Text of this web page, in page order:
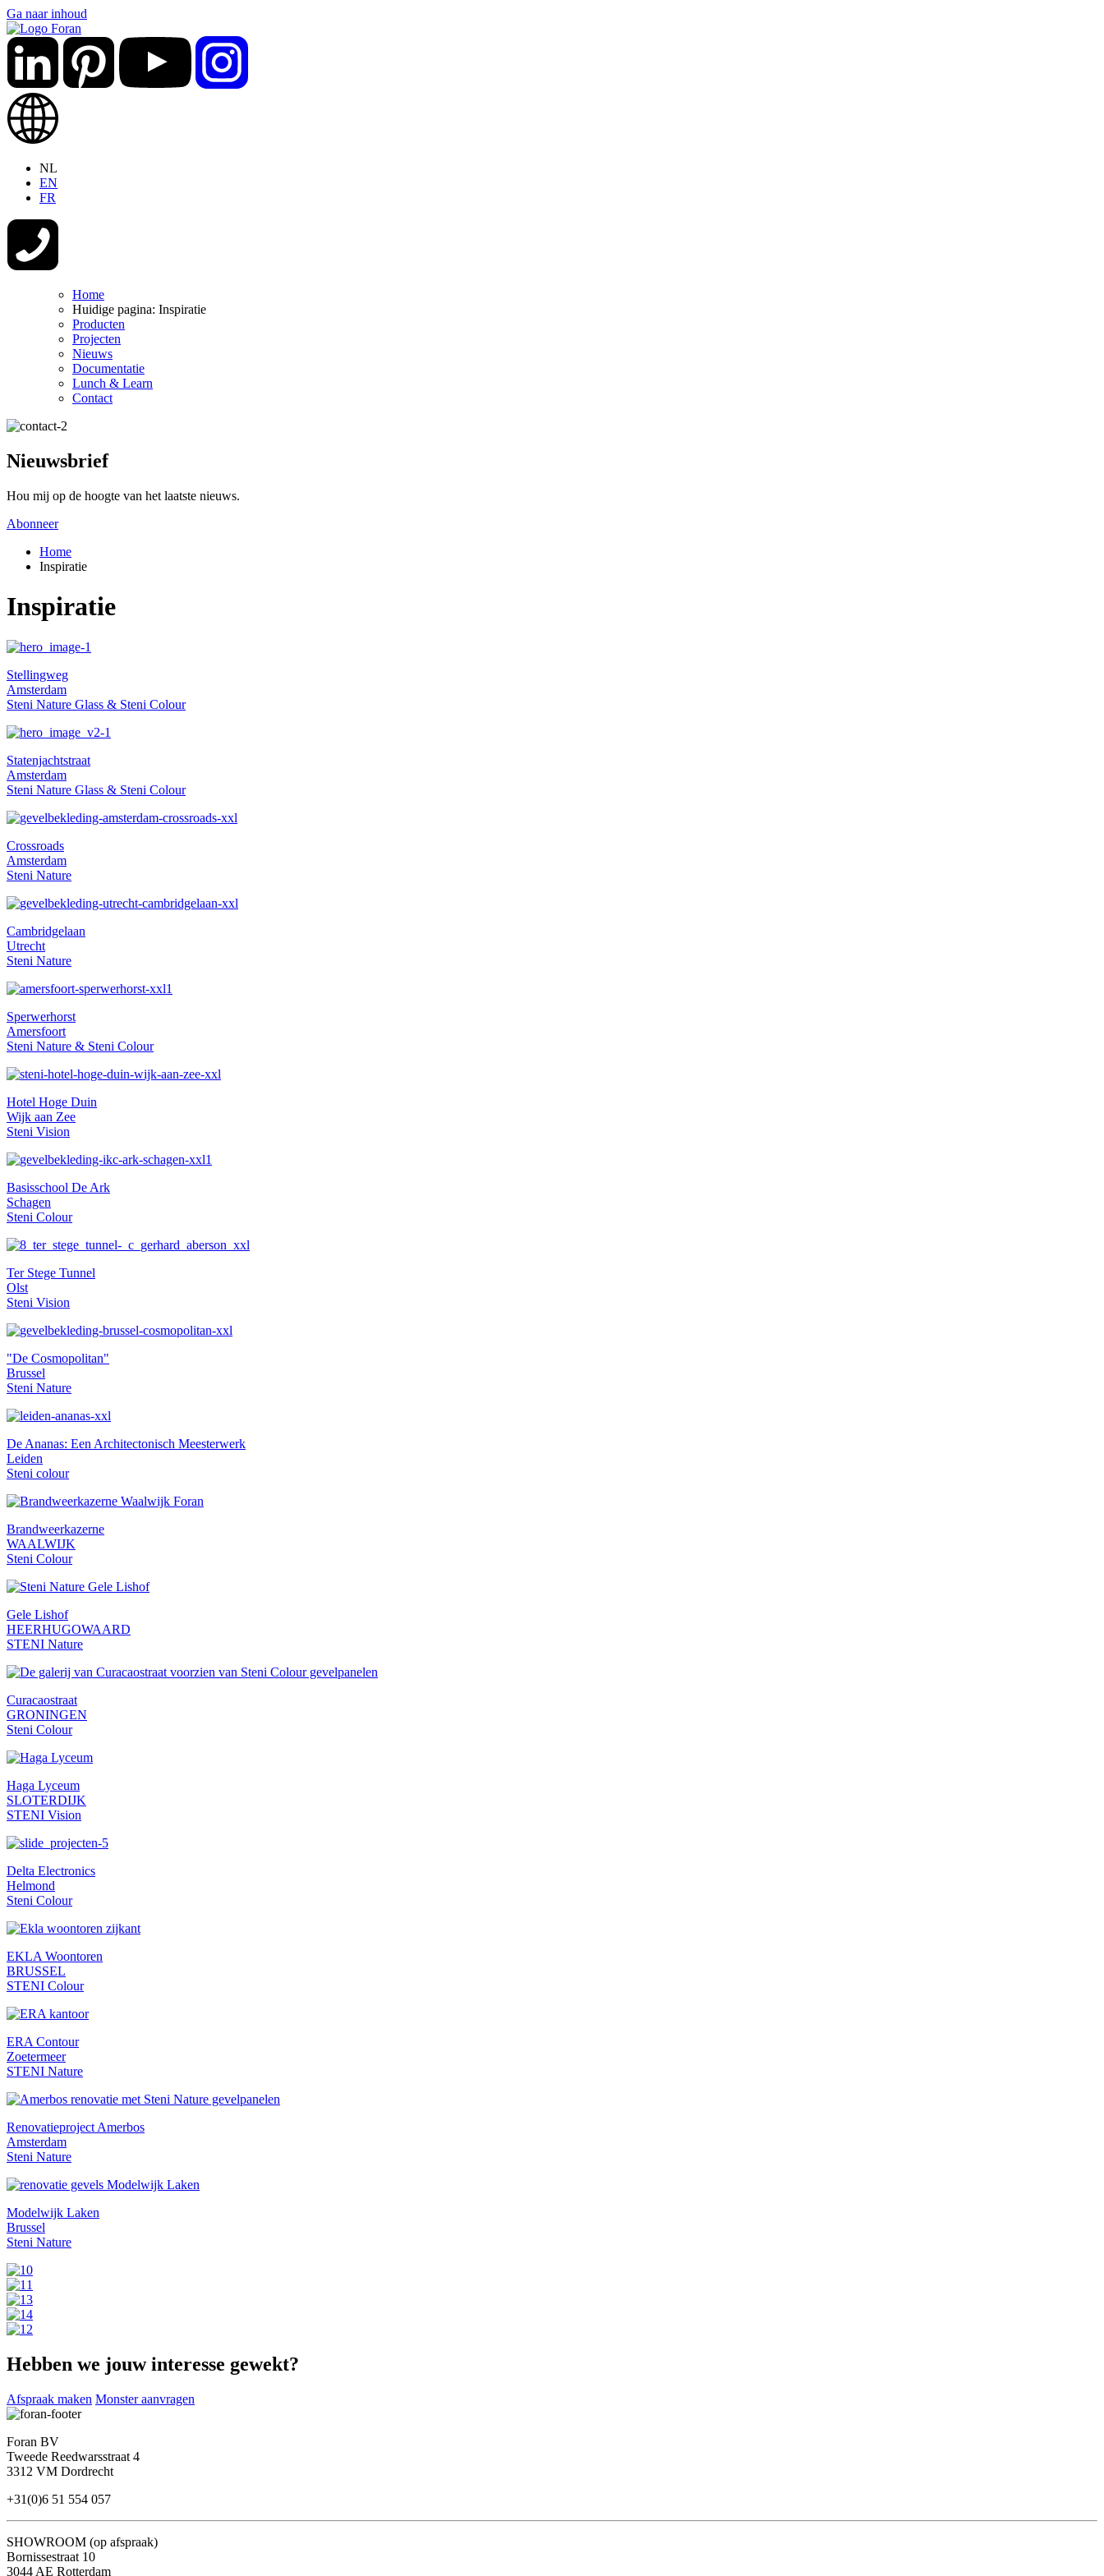
Ga naar inhoud
NL
EN
FR
Home
Huidige pagina: Inspiratie
Producten
Projecten
Nieuws
Documentatie
Lunch & Learn
Contact
Nieuwsbrief
Hou mij op de hoogte van het laatste nieuws.
Abonneer
Home
Inspiratie
Inspiratie
Stellingweg
Amsterdam
Steni Nature Glass & Steni Colour
Statenjachtstraat
Amsterdam
Steni Nature Glass & Steni Colour
Crossroads
Amsterdam
Steni Nature
Cambridgelaan
Utrecht
Steni Nature
Sperwerhorst
Amersfoort
Steni Nature & Steni Colour
Hotel Hoge Duin
Wijk aan Zee
Steni Vision
Basisschool De Ark
Schagen
Steni Colour
Ter Stege Tunnel
Olst
Steni Vision
"De Cosmopolitan"
Brussel
Steni Nature
De Ananas: Een Architectonisch Meesterwerk
Leiden
Steni colour
Brandweerkazerne
WAALWIJK
Steni Colour
Gele Lishof
HEERHUGOWAARD
STENI Nature
Curacaostraat
GRONINGEN
Steni Colour
Haga Lyceum
SLOTERDIJK
STENI Vision
Delta Electronics
Helmond
Steni Colour
EKLA Woontoren
BRUSSEL
STENI Colour
ERA Contour
Zoetermeer
STENI Nature
Renovatieproject Amerbos
Amsterdam
Steni Nature
Modelwijk Laken
Brussel
Steni Nature
Hebben we jouw interesse gewekt?
Afspraak maken Monster aanvragen
Foran BV
Tweede Reedwarsstraat 4
3312 VM Dordrecht
+31(0)6 51 554 057
SHOWROOM (op afspraak)
Bornissestraat 10
3044 AE Rotterdam